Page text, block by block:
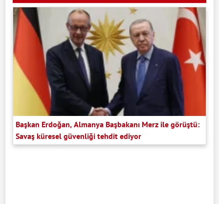
Başkan Erdoğan, Almanya Başbakanı Merz ile görüştü:
Savaş küresel güvenliği tehdit ediyor